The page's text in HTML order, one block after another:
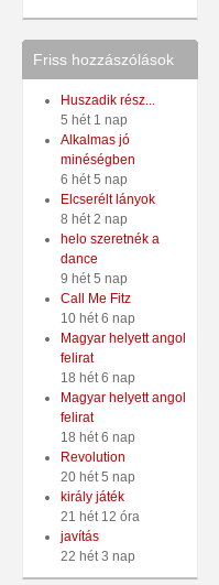
Friss hozzászólások
Huszadik rész...
5 hét 1 nap
Alkalmas jó
minéségben
6 hét 5 nap
Elcserélt lányok
8 hét 2 nap
helo szeretnék a
dance
9 hét 5 nap
Call Me Fitz
10 hét 6 nap
Magyar helyett angol
felirat
18 hét 6 nap
Magyar helyett angol
felirat
18 hét 6 nap
Revolution
20 hét 5 nap
király játék
21 hét 12 óra
javítás
22 hét 3 nap